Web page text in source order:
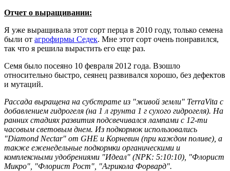
Отчет о выращивании:
Я уже выращивала этот сорт перца в 2010 году, только семена
были от агрофирмы Седек. Мне этот сорт очень понравился,
так что я решила вырастить его еще раз.
Семя было посеяно 10 февраля 2012 года. Взошло
относительно быстро, сеянец развивался хорошо, без дефектов
и мутаций.
Рассада выращена на субстрате из "живой земли" TerraVita с
добавлением гидрогеля (на 1 л грунта 1 г сухого гидрогеля). На
ранних стадиях развития подсвечивался лампами с 12-ти
часовым световым днем. Из подкормок использовались
"Diamond Nectar" от GHE и Корневин (при каждом поливе), а
также еженедельные подкормки органическими и
комплексными удобрениями "Идеал" (NPK: 5:10:10), "Флорист
Микро", "Флорист Рост", "Агрикола Форвард".